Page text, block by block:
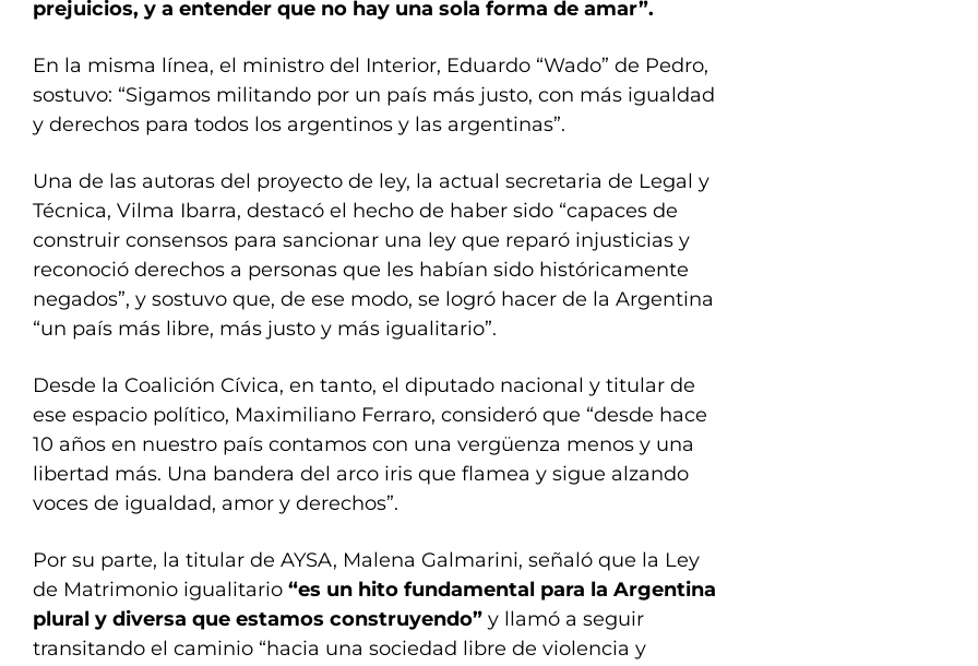
prejuicios, y a entender que no hay una sola forma de amar”.
En la misma línea, el ministro del Interior, Eduardo “Wado” de Pedro,
sostuvo: “Sigamos militando por un país más justo, con más igualdad
y derechos para todos los argentinos y las argentinas”.
Una de las autoras del proyecto de ley, la actual secretaria de Legal y
Técnica, Vilma Ibarra, destacó el hecho de haber sido “capaces de
construir consensos para sancionar una ley que reparó injusticias y
reconoció derechos a personas que les habían sido históricamente
negados”, y sostuvo que, de ese modo, se logró hacer de la Argentina
“un país más libre, más justo y más igualitario”.
Desde la Coalición Cívica, en tanto, el diputado nacional y titular de
ese espacio político, Maximiliano Ferraro, consideró que “desde hace
10 años en nuestro país contamos con una vergüenza menos y una
libertad más. Una bandera del arco iris que flamea y sigue alzando
voces de igualdad, amor y derechos”.
Por su parte, la titular de AYSA, Malena Galmarini, señaló que la Ley
de Matrimonio igualitario “es un hito fundamental para la Argentina
plural y diversa que estamos construyendo” y llamó a seguir
transitando el caminio “hacia una sociedad libre de violencia y